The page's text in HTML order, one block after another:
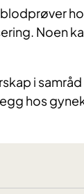
Noen
i
hos